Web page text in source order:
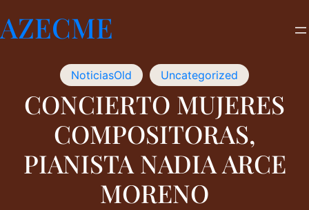
al
contenido
AZECME
NoticiasOld Uncategorized
CONCIERTO MUJERES
COMPOSITORAS,
PIANISTA NADIA ARCE
MORENO